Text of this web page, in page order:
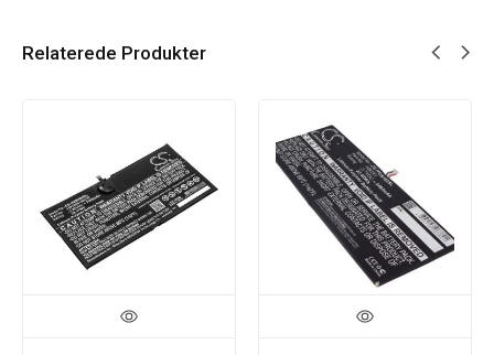
Relaterede Produkter